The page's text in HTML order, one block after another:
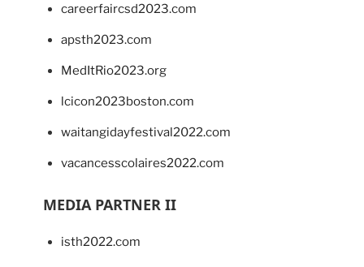
careerfaircsd2023.com
apsth2023.com
MedItRio2023.org
lcicon2023boston.com
waitangidayfestival2022.com
vacancesscolaires2022.com
MEDIA PARTNER II
isth2022.com